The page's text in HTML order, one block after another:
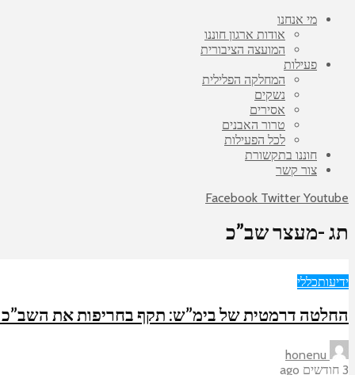
מי אנחנו
אודות ארגון חוננו
המועצה הציבורית
פעילות
המחלקה הפלילית
נשקים
אסירים
טרור האבנים
לכל הפעילות
חוננו בתקשורת
צור קשר
Facebook Twitter Youtube
תג -מעצר שב”כ
ידיעותכללי
החלטה דרמטית של בימ”ש: תקף בחריפות את
3 חודשים ago